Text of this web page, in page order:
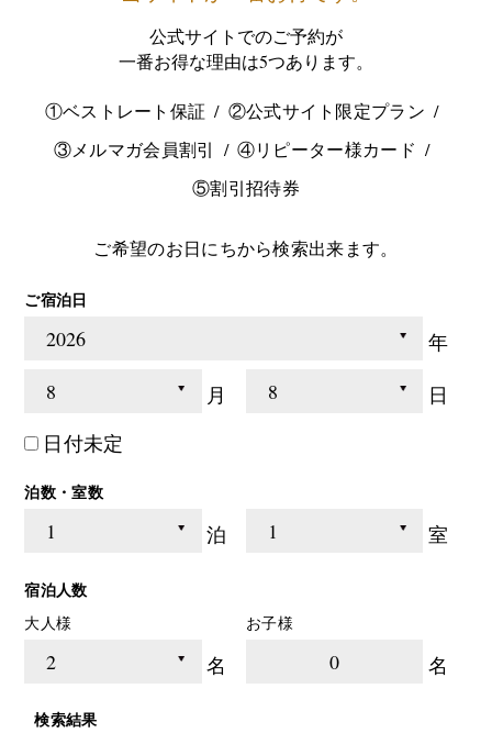
公式サイトでのご予約が
一番お得な理由は5つあります。
①ベストレート保証
②公式サイト限定プラン
③メルマガ会員割引
④リピーター様カード
⑤割引招待券
ご希望のお日にちから検索出来ます。
ご宿泊日
年
月
日
日付未定
泊数・室数
泊 室
宿泊人数
大人様
名
お子様
0 名
検索結果